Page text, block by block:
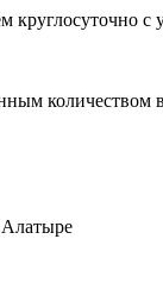
с
количеством
Алатыре